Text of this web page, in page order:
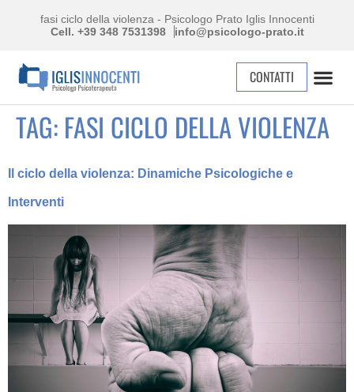
fasi ciclo della violenza - Psicologo Prato Iglis Innocenti
Cell. +39 348 7531398
info@psicologo-prato.it
CONTATTI
TAG: FASI CICLO DELLA VIOLENZA
Il ciclo della violenza: Dinamiche Psicologiche e
Interventi